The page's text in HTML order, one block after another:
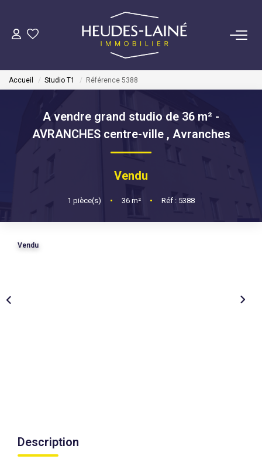
VENDRE
ACHETER
LOUER
Accueil Studio T1 Référence 5388
A vendre grand studio de 36 m² -
AVRANCHES centre-ville , Avranches
Vendu
1 pièce(s) • 36 m² • Réf : 5388
Vendu
Description